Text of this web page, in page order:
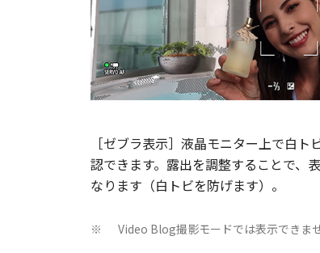
［ゼブラ表示］液晶モニター上で白ト
認できます。露出を調整することで、
なります（白トビを防げます）。
※ Video Blog撮影モードでは表示できませ